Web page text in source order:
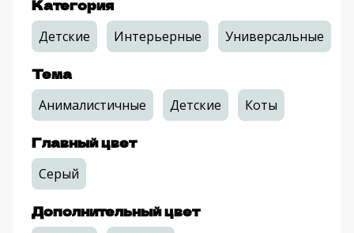
Категория
Детские Интерьерные Универсальные
Тема
Анималистичные Детские Коты
Главный цвет
Серый
Дополнительный цвет